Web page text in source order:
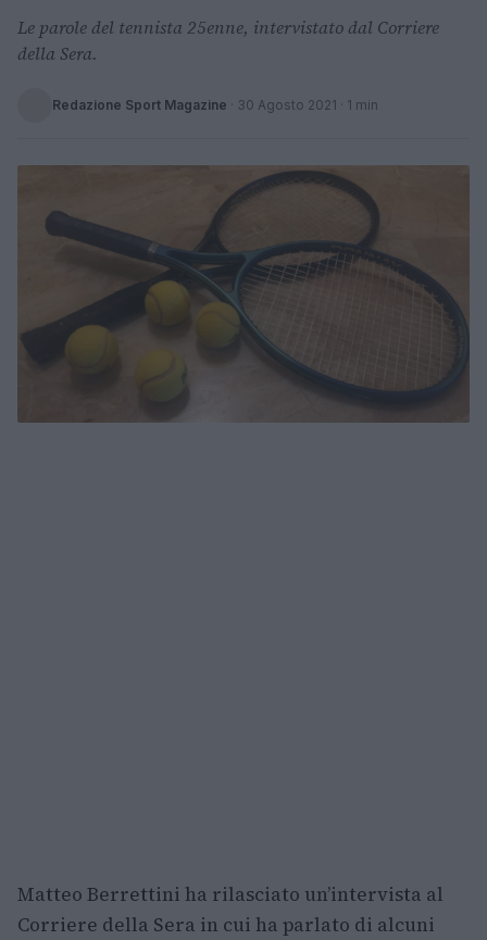
Le parole del tennista 25enne, intervistato dal Corriere
della Sera.
Redazione Sport Magazine · 30 Agosto 2021 · 1 min
Matteo Berrettini ha rilasciato un’intervista al
Corriere della Sera in cui ha parlato di alcuni